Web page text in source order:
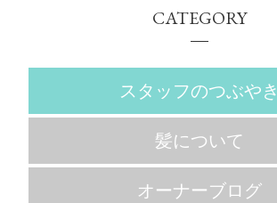
CATEGORY
スタッフのつぶやき
髪について
オーナーブログ